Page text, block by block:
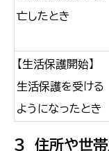
亡したとき
【生活保護開始】
生活保護を受ける
ようになったとき
３ 住所や世